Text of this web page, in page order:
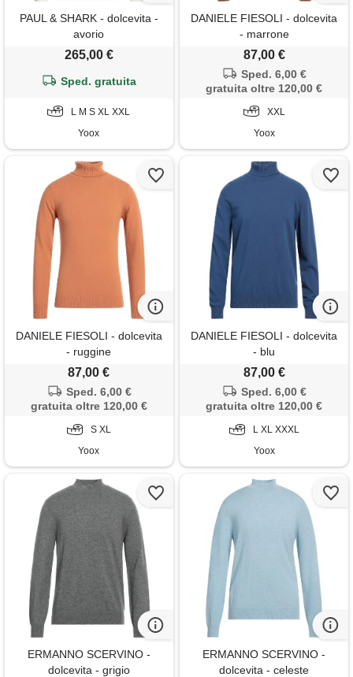
PAUL & SHARK - dolcevita -
avorio
265,00 €
Sped. gratuita
L M S XL XXL
Yoox
DANIELE FIESOLI - dolcevita
- marrone
87,00 €
Sped. 6,00 €
gratuita oltre 120,00 €
XXL
Yoox
DANIELE FIESOLI - dolcevita
- ruggine
87,00 €
Sped. 6,00 €
gratuita oltre 120,00 €
S XL
Yoox
DANIELE FIESOLI - dolcevita
- blu
87,00 €
Sped. 6,00 €
gratuita oltre 120,00 €
L XL XXXL
Yoox
ERMANNO SCERVINO -
dolcevita - grigio
ERMANNO SCERVINO -
dolcevita - celeste